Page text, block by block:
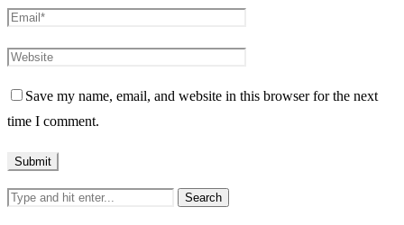
Save my name, email, and website in this browser for the next
time I comment.